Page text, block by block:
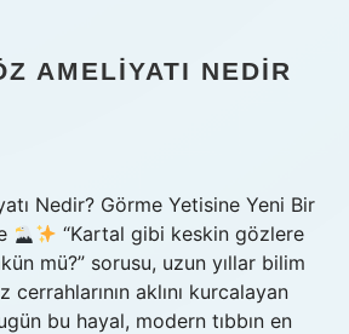
AMELIYATI NEDIR
Nedir? Görme Yetisine Yeni Bir
“Kartal gibi keskin gözlere
mü?” sorusu, uzun yıllar bilim
cerrahlarının aklını kurcalayan
bu hayal, modern tıbbın en